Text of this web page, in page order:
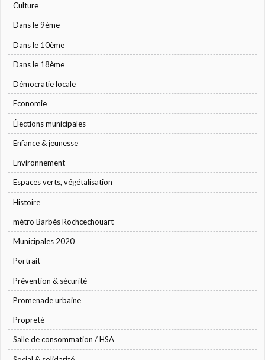
Culture
Dans le 9ème
Dans le 10ème
Dans le 18ème
Démocratie locale
Economie
Élections municipales
Enfance & jeunesse
Environnement
Espaces verts, végétalisation
Histoire
métro Barbès Rochcechouart
Municipales 2020
Portrait
Prévention & sécurité
Promenade urbaine
Propreté
Salle de consommation / HSA